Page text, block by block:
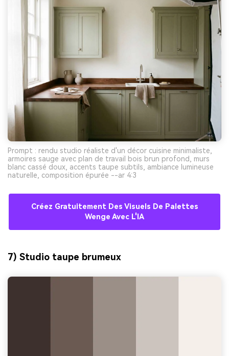
Prompt : rendu studio réaliste d'un décor cuisine minimaliste,
armoires sauge avec plan de travail bois brun profond, murs
blanc cassé doux, accents taupe subtils, ambiance lumineuse
naturelle, composition épurée --ar 4:3
Créez Gratuitement Des Visuels De Palettes
Wenge Avec L'IA
7) Studio taupe brumeux